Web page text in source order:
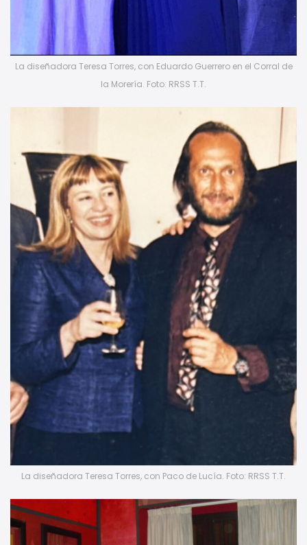
La diseñadora Teresa Torres, con Eduardo Guerrero en el Corral de
la Morería. Foto: RRSS T.T.
La diseñadora Teresa Torres, con Paco de Lucía. Foto: RRSS T.T.